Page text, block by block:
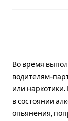
Во время
водителям-
или наркотики.
в состоянии
опьянения,